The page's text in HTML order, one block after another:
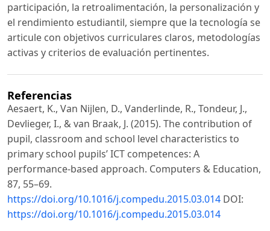
participación, la retroalimentación, la personalización y
el rendimiento estudiantil, siempre que la tecnología se
articule con objetivos curriculares claros, metodologías
activas y criterios de evaluación pertinentes.
Referencias
Aesaert, K., Van Nijlen, D., Vanderlinde, R., Tondeur, J.,
Devlieger, I., & van Braak, J. (2015). The contribution of
pupil, classroom and school level characteristics to
primary school pupils’ ICT competences: A
performance-based approach. Computers & Education,
87, 55–69.
https://doi.org/10.1016/j.compedu.2015.03.014 DOI:
https://doi.org/10.1016/j.compedu.2015.03.014